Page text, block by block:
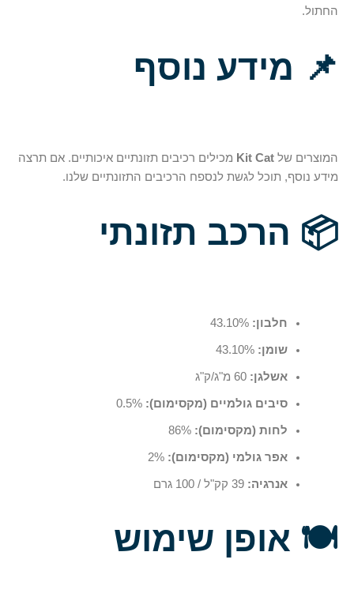
החתול.
📌 מידע נוסף
המוצרים של Kit Cat מכילים רכיבים תזונתיים איכותיים. אם תרצה
מידע נוסף, תוכל לגשת לנספח הרכיבים התזונתיים שלנו.
📦 הרכב תזונתי
חלבון:
שומן:
אשלגן:
סיבים גולמיים (מקסימום):
לחות (מקסימום):
אפר גולמי (מקסימום):
אנרגיה:
🍽️ אופן שימוש